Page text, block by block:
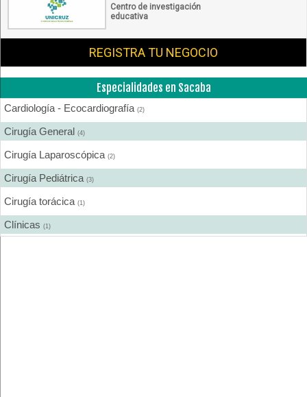
Centro de investigación
educativa
REGISTRA TU NEGOCIO
Especialidades en Sacaba
Cardiología - Ecocardiografía (2)
Cirugía General (4)
Cirugía Laparoscópica (2)
Cirugía Pediátrica (3)
Cirugía torácica (1)
Clínicas (1)